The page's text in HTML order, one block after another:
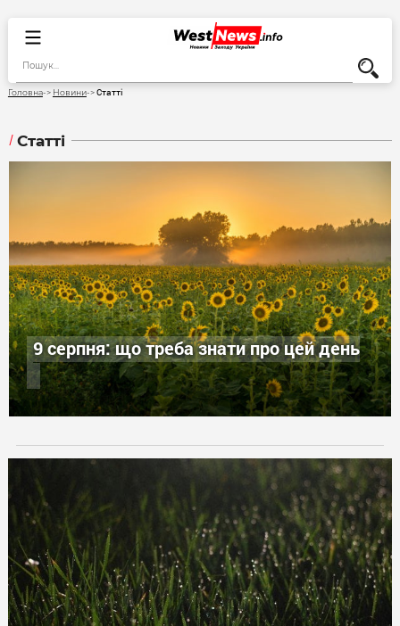
Головна Новини Статті
Статті
9 серпня: що треба знати про цей день